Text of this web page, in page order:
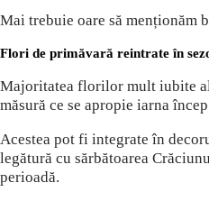
Mai trebuie oare să menționăm
Flori de primăvară reintrate în
Majoritatea florilor mult iubite
măsură ce se apropie iarna
Acestea pot fi integrate în
legătură cu sărbătoarea
perioadă.